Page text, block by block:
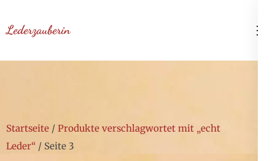
Inhalt
(Enter
Lederzauberin
Startseite / Produkte verschlagwortet mit „echt
Leder“ / Seite 3